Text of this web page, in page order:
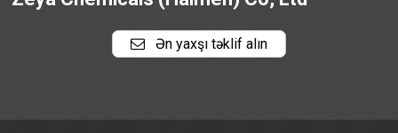
Ən yaxşı təklif alın